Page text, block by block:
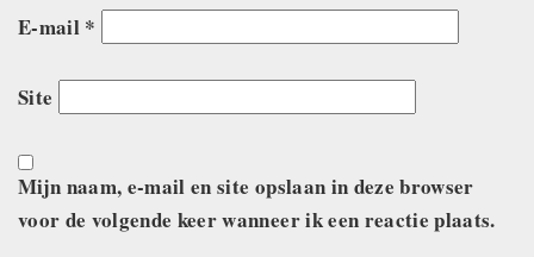
E-mail *
Site
Mijn naam, e-mail en site opslaan in deze browser
voor de volgende keer wanneer ik een reactie plaats.